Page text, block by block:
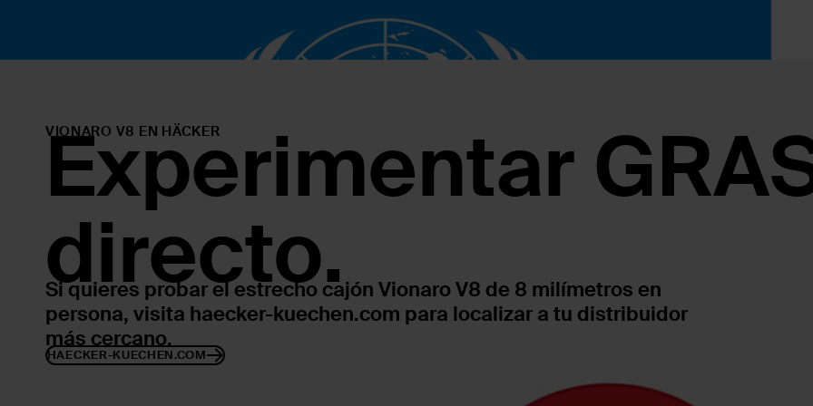
VIONARO V8 EN HÄCKER
Experimentar
directo.
Si quieres probar el estrecho cajón Vionaro V8 de 8 milímetros en
persona, visita haecker-kuechen.com para localizar a tu distribuidor
más cercano.
HAECKER-KUECHEN.COM